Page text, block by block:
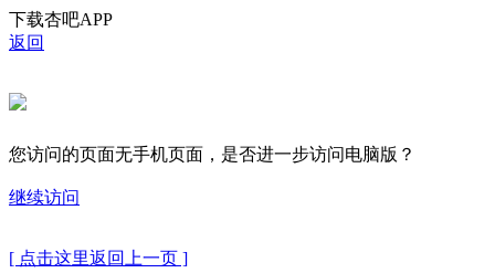
下载杏吧APP
返回
您访问的页面无手机页面，是否进一步访问电脑版？
继续访问
[ 点击这里返回上一页 ]